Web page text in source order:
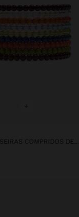
+
SET DE PULSEIRAS COMPRIDOS DE RESINA